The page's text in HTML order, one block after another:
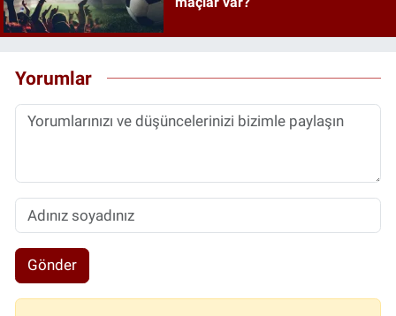
Yorumlar
Gönder